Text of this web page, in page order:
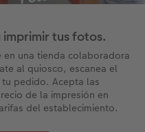
imprimir tus fotos.
una tienda colaboradora
al quiosco, escanea el
pedido. Acepta las
de la impresión en
del establecimiento.